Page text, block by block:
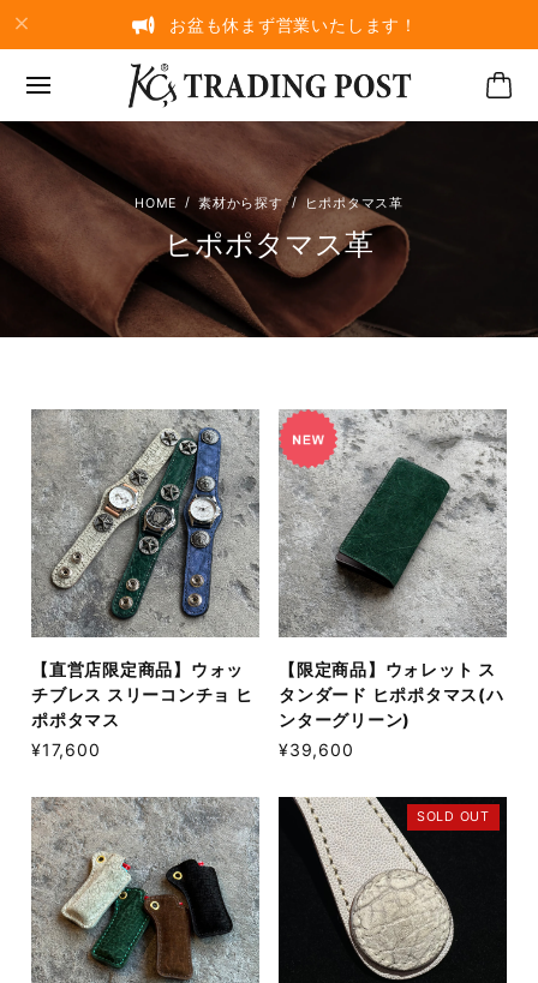
お盆も休まず営業いたします！
素材から探す ヒポポタマス革
ヒポポタマス革
【直営店限定商品】ウォッ
チブレス スリーコンチョ ヒ
ポポタマス
¥17,600
【限定商品】ウォレット ス
タンダード ヒポポタマス(ハ
ンターグリーン)
¥39,600
SOLD OUT